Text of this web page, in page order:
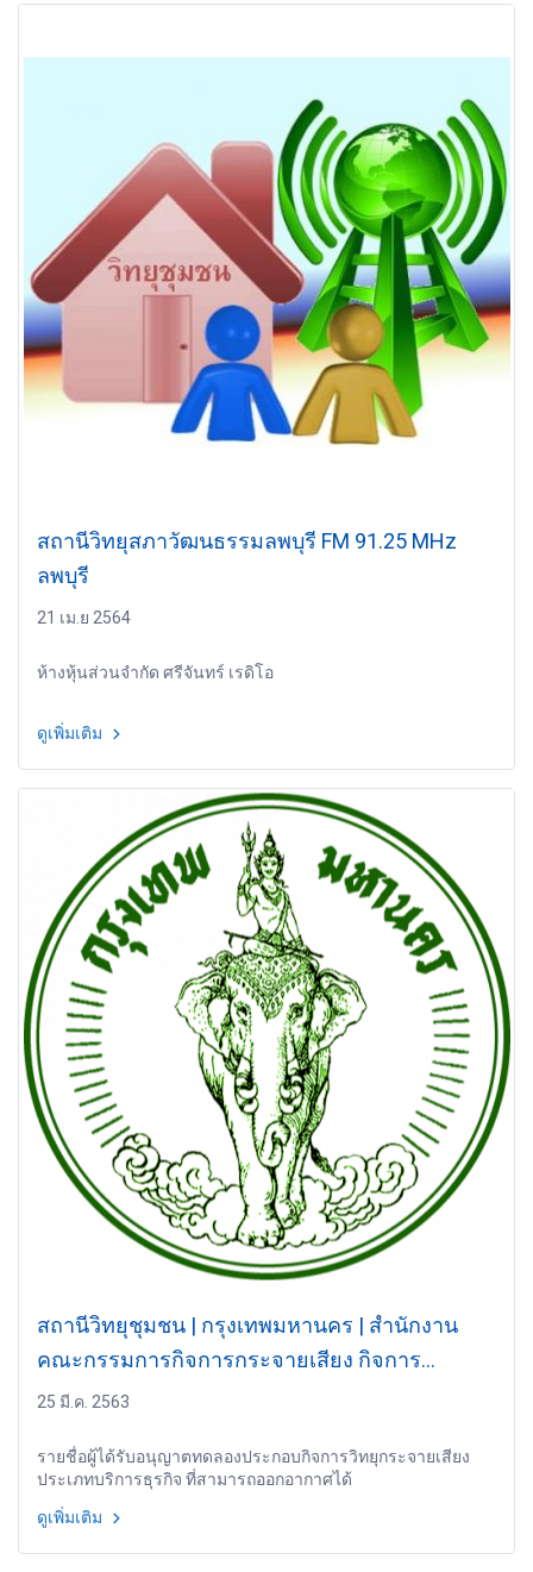
สถานีวิทยุสภาวัฒนธรรมลพบุรี FM 91.25 MHz
ลพบุรี
21 เม.ย 2564
ห้างหุ้นส่วนจำกัด ศรีจันทร์ เรดิโอ
ดูเพิ่มเติม
สถานีวิทยุชุมชน | กรุงเทพมหานคร | สำนักงาน
คณะกรรมการกิจการกระจายเสียง กิจการ
โทรทัศน์ และกิจการโทรคมนาคมแห่งชาติ
25 มี.ค. 2563
รายชื่อผู้ได้รับอนุญาตทดลองประกอบกิจการวิทยุกระจายเสียง
ประเภทบริการธุรกิจ ที่สามารถออกอากาศได้
ดูเพิ่มเติม